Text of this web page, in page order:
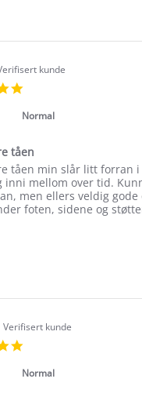
kunde
rating
Normal
tåen
tåen min slår litt forran
inni mellom over tid.
men ellers veldig gode
foten, sidene og
Verifisert kunde
rating
Normal
barn
Norgesferien